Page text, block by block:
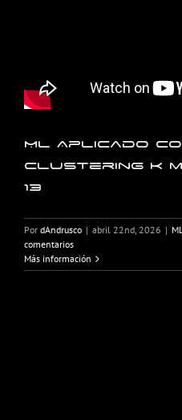
ML Aplicado
Clustering k
13
Por dAndrusco | abril 22nd, 2026 |
comentarios
Más información